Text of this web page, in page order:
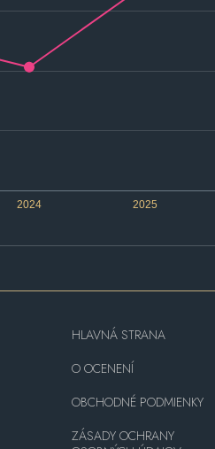
2024 2025
HLAVNÁ STRANA
O OCENENÍ
OBCHODNÉ PODMIENKY
ZÁSADY OCHRANY